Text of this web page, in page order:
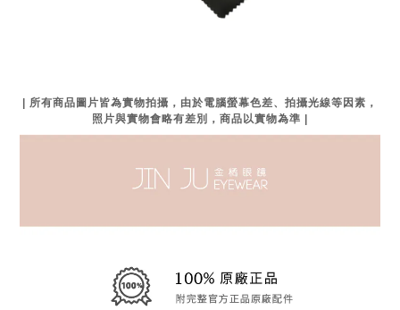
| 所有商品圖片皆為實物拍攝，由於電腦螢幕色差、拍攝光線等因素，
照片與實物會略有差別，商品以實物為準 |